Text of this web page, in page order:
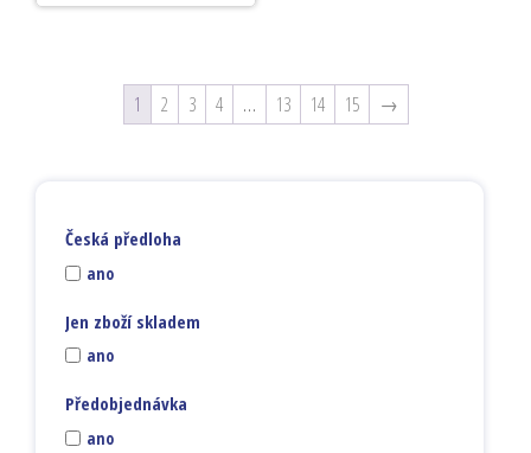
1 2 3 4 … 13 14 15 →
Česká předloha
ano
Jen zboží skladem
ano
Předobjednávka
ano